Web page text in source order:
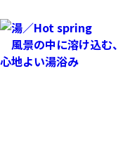
風景の中に溶け込む、
心地よい湯浴み